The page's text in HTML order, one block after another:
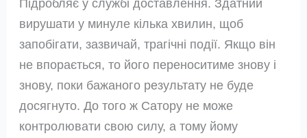
Підробляє у службі доставлення. Здатний
вирушати у минуле кілька хвилин, щоб
запобігати, зазвичай, трагічні події. Якщо він
не впорається, то його переноситиме знову і
знову, поки бажаного результату не буде
досягнуто. До того ж Сатору не може
контролювати свою силу, а тому йому